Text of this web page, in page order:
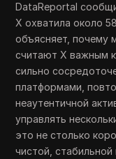
DataReportal
X охватила около
объясняет, почему
считают X важным
сильно
платформами,
неаутентичной
управлять
это не столько
чистой,